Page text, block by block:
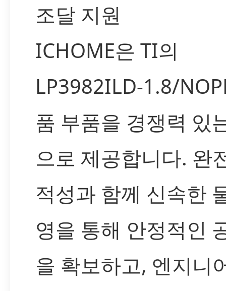
조달 지원
ICHOME은 TI의
LP3982ILD-1.8/
품 부품을 경쟁력 있
으로 제공합니다. 완
적성과 함께 신속한
영을 통해 안정적인
을 확보하고, 엔지니